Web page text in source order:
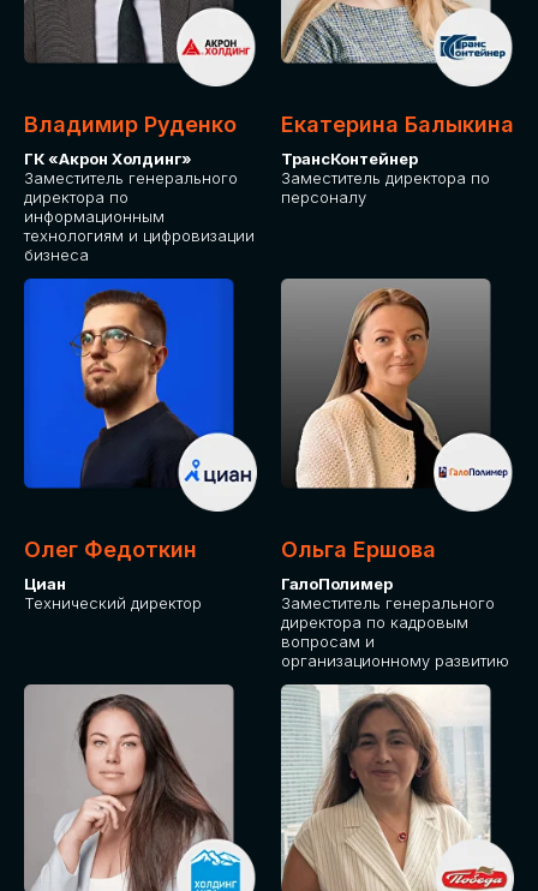
Владимир Руденко
ГК «Акрон Холдинг»
Заместитель генерального
директора по
информационным
технологиям и цифровизации
бизнеса
Екатерина Балыкина
ТрансКонтейнер
Заместитель директора по
персоналу
Олег Федоткин
Циан
Технический директор
Ольга Ершова
ГалоПолимер
Заместитель генерального
директора по кадровым
вопросам и
организационному развитию